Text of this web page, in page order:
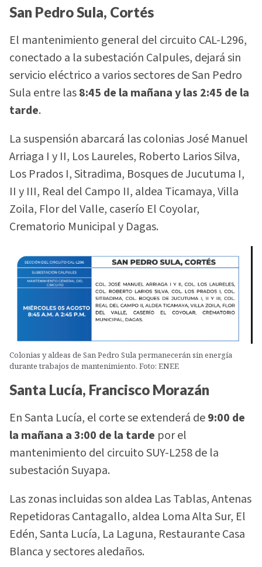
San Pedro Sula, Cortés
El mantenimiento general del circuito CAL-L296,
conectado a la subestación Calpules, dejará sin
servicio eléctrico a varios sectores de San Pedro
Sula entre las8:45 de la mañana y las 2:45 de la
tarde.
La suspensión abarcará las colonias José Manuel
Arriaga I y II, Los Laureles, Roberto Larios Silva,
Los Prados I, Sitradima, Bosques de Jucutuma I,
II y III, Real del Campo II, aldea Ticamaya, Villa
Zoila, Flor del Valle, caserío El Coyolar,
Crematorio Municipal y Dagas.
Colonias y aldeas de San Pedro Sula permanecerán sin energía
durante trabajos de mantenimiento. Foto: ENEE
Santa Lucía, Francisco Morazán
En Santa Lucía, el corte se extenderá de9:00 de
la mañana a 3:00 de la tarde por el
mantenimiento del circuito SUY-L258 de la
subestación Suyapa.
Las zonas incluidas son aldea Las Tablas, Antenas
Repetidoras Cantagallo, aldea Loma Alta Sur, El
Edén, Santa Lucía, La Laguna, Restaurante Casa
Blanca y sectores aledaños.